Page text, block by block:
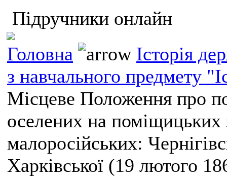
Підручники онлайн
Головна
Історія
з навчального предмету
Місцеве Положення про
оселених на поміщицьких
малоросійських:
Харківської (19 лютого